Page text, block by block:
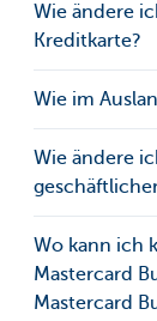
Wie ändere
Kreditkarte?
Wie im
Wie ändere
Wo kann ich
Mastercard
Mastercard